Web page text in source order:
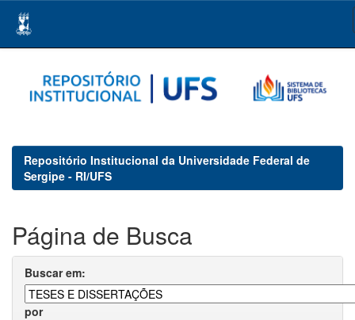
navigation
Repositório Institucional da Universidade Federal de
Sergipe - RI/UFS
Página de Busca
Buscar em:
por